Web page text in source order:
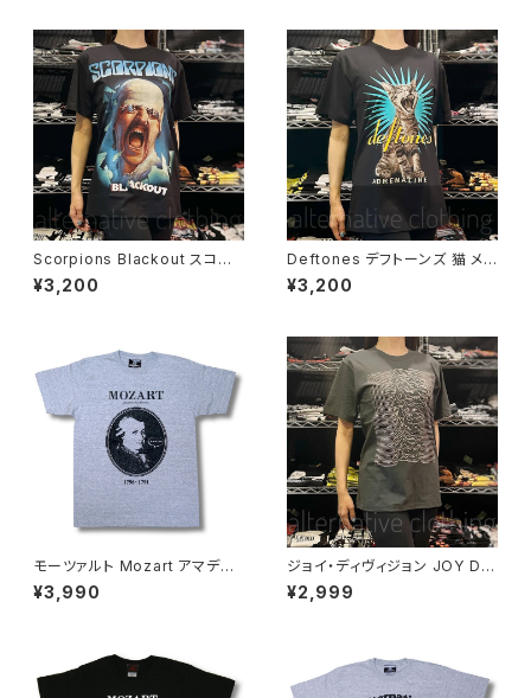
Scorpions Blackout スコー
ピオンズ ブラックアウト メンズ
レディース ロックＴシャツ バン
¥3,200
Deftones デフトーンズ 猫 メン
ズ レディース ロックＴシャツ バ
ンドＴシャツ ブラック 半袖 Roc
¥3,200
モーツァルト Mozart アマデウ
ス Falco Tシャツ グレー Rock
Me Amadeus 音楽家 OE1116
¥3,990
ジョイ・ディヴィジョン JOY DIV
ISION アンノウン・プレジャーズ
Unknown Pleasures ロック
¥2,999